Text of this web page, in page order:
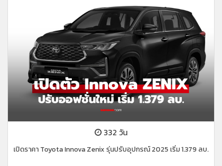
332 วัน
เปิดราคา Toyota Innova Zenix รุ่นปรับอุปกรณ์ 2025 เริ่ม 1.379 ลบ.